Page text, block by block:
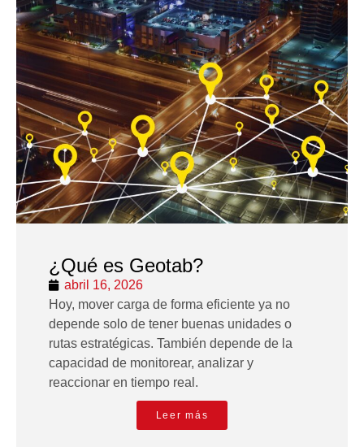
¿Qué es Geotab?
abril 16, 2026
Hoy, mover carga de forma eficiente ya no
depende solo de tener buenas unidades o
rutas estratégicas. También depende de la
capacidad de monitorear, analizar y
reaccionar en tiempo real.
Leer más